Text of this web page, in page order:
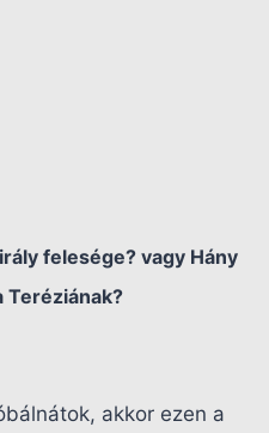
felesége? vagy Hány
akkor ezen a